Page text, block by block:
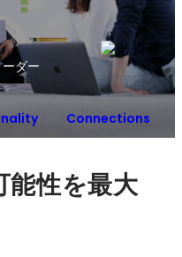
ダー
Connections
能性を最大